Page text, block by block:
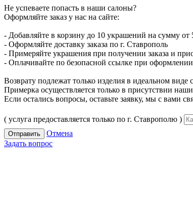
Не успеваете попасть в наши салоны?
Оформляйте заказ у нас на сайте:
- Добавляйте в корзину до 10 украшений на сумму от
- Оформляйте доставку заказа по г. Ставрополь
- Примеряйте украшения при получении заказа и
- Оплачивайте по безопасной ссылке при
Возврату подлежат только изделия в идеальном
Примерка осуществляется только в присутствии
Если остались вопросы, оставьте заявку, мы с вами
( услуга предоставляется только по г. Ставрополю )
Отправить
Отмена
Задать вопрос